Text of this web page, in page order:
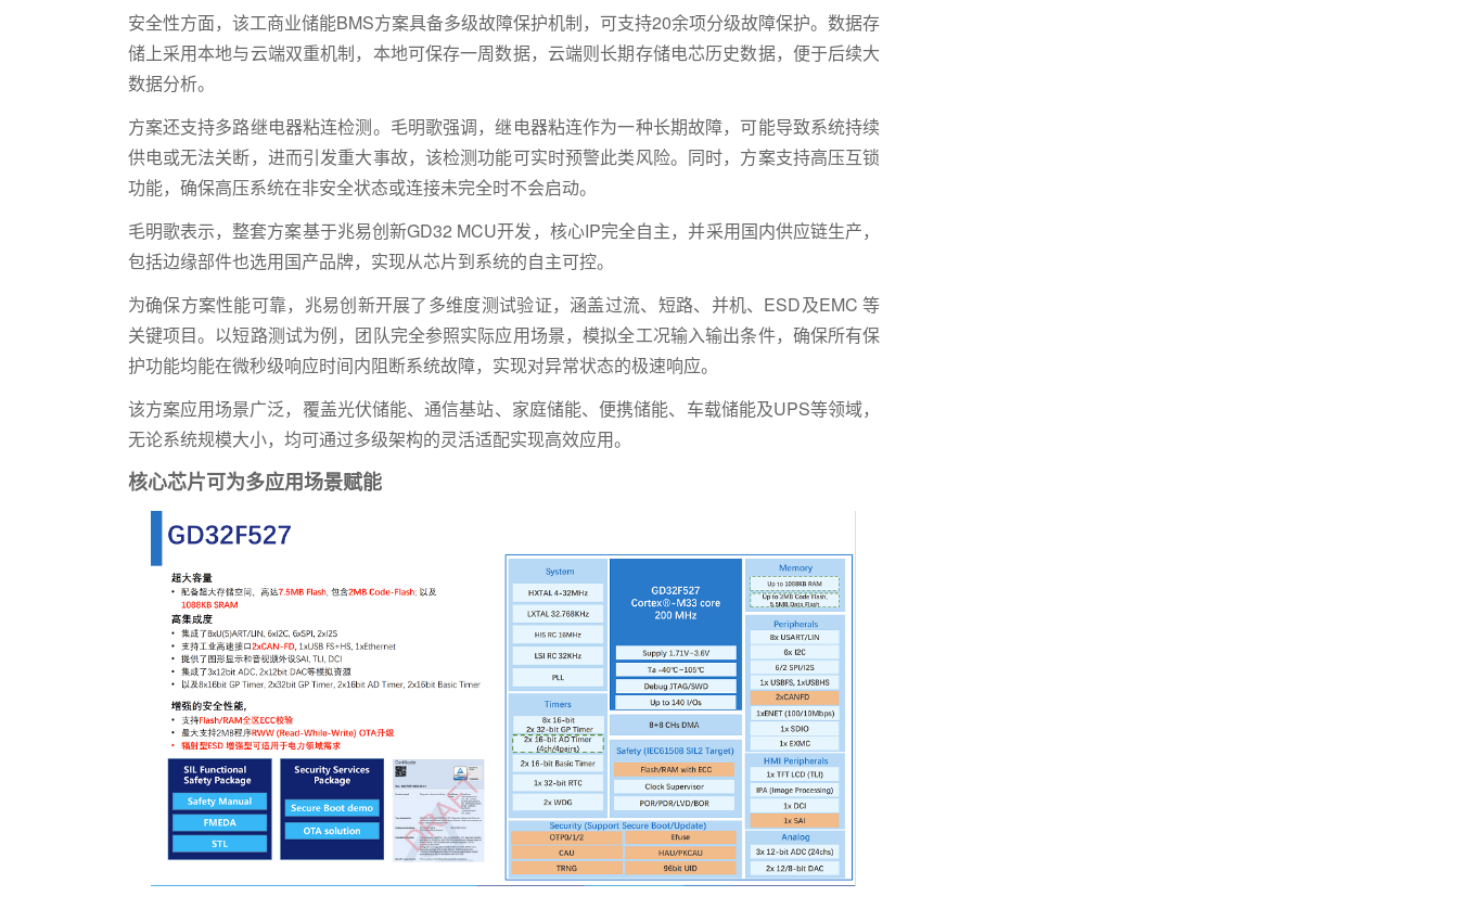
安全性方面，该工商业储能BMS方案具备多级故障保护机制，可支持20余项分级故障保护。数据存
储上采用本地与云端双重机制，本地可保存一周数据，云端则长期存储电芯历史数据，便于后续大
数据分析。
方案还支持多路继电器粘连检测。毛明歌强调，继电器粘连作为一种长期故障，可能导致系统持续
供电或无法关断，进而引发重大事故，该检测功能可实时预警此类风险。同时，方案支持高压互锁
功能，确保高压系统在非安全状态或连接未完全时不会启动。
毛明歌表示，整套方案基于兆易创新GD32 MCU开发，核心IP完全自主，并采用国内供应链生产，
包括边缘部件也选用国产品牌，实现从芯片到系统的自主可控。
为确保方案性能可靠，兆易创新开展了多维度测试验证，涵盖过流、短路、并机、ESD及EMC 等
关键项目。以短路测试为例，团队完全参照实际应用场景，模拟全工况输入输出条件，确保所有保
护功能均能在微秒级响应时间内阻断系统故障，实现对异常状态的极速响应。
该方案应用场景广泛，覆盖光伏储能、通信基站、家庭储能、便携储能、车载储能及UPS等领域，
无论系统规模大小，均可通过多级架构的灵活适配实现高效应用。
核心芯片可为多应用场景赋能